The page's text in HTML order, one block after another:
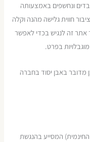
ונחשפים באמצעותה
חווית גלישה מהנה וקלה
זה לנגיש בכדי לאפשר
בפרט.
מדובר באבן יסוד בחברה
המסייע בהנגשת